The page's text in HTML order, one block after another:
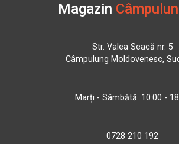
Magazin
Str. Valea Seacă nr. 5
Câmpulung Moldovenesc,
Marți - Sâmbătă: 10:00 -
0728 210 192